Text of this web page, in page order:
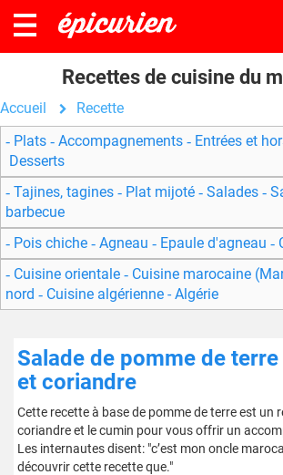
Recettes de cuisine du
Accueil
Recette
Plats
Accompagnements
Entrées et
Desserts
Tajines, tagines
Plat mijoté Salades
barbecue
Pois chiche
Agneau Epaule d'agneau
Cuisine orientale
Cuisine marocaine
nord
Cuisine algérienne - Algérie
Salade de pomme de
et coriandre
Cette recette à base de pomme de terre est un
coriandre et le cumin pour vous offrir un
Les internautes disent: "c’est mon oncle
découvrir cette recette que."